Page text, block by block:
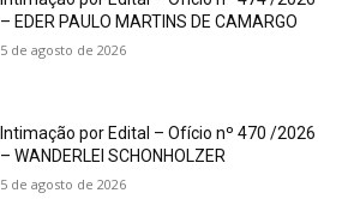
– EDER PAULO MARTINS DE CAMARGO
5 de agosto de 2026
Intimação por Edital – Ofício nº 470 /2026
– WANDERLEI SCHONHOLZER
5 de agosto de 2026